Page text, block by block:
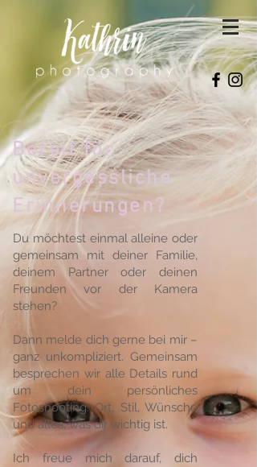
Bereit für
unvergessliche
Erinnerungen?
Du möchtest einmal alleine oder
gemeinsam mit deiner Familie,
deinem Partner oder deinen
Freunden vor der Kamera
stehen?
Dann melde dich gerne bei mir –
ganz unkompliziert. Gemeinsam
besprechen wir alle Details rund
um dein persönliches
Fotoshooting: Ort, Stil, Wünsche
und alles, was dir wichtig ist.
Ich freue mich darauf, dich